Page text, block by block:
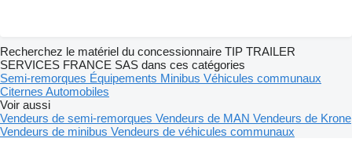
Recherchez le matériel du concessionnaire TIP TRAILER
SERVICES FRANCE SAS dans ces catégories
Semi-remorques Équipements Minibus Véhicules communaux
Citernes Automobiles
Voir aussi
Vendeurs de semi-remorques Vendeurs de MAN Vendeurs de Krone
Vendeurs de minibus Vendeurs de véhicules communaux